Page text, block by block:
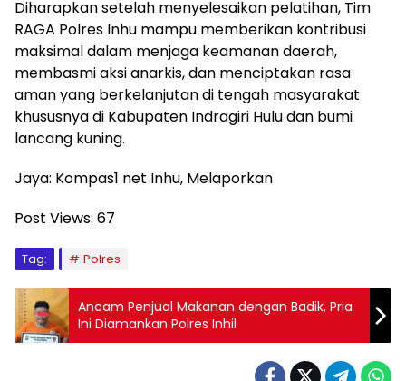
Diharapkan setelah menyelesaikan pelatihan, Tim
RAGA Polres Inhu mampu memberikan kontribusi
maksimal dalam menjaga keamanan daerah,
membasmi aksi anarkis, dan menciptakan rasa
aman yang berkelanjutan di tengah masyarakat
khususnya di Kabupaten Indragiri Hulu dan bumi
lancang kuning.
Jaya: Kompas1 net Inhu, Melaporkan
Post Views: 67
Tag: Polres
Ancam Penjual Makanan dengan Badik, Pria
Ini Diamankan Polres Inhil